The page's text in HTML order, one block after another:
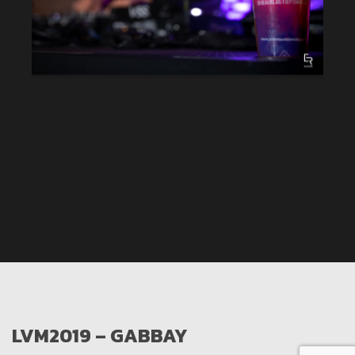
LVM2019 – GABBAY